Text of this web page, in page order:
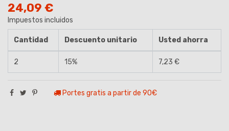
24,09 €
Impuestos incluidos
Cantidad Descuento unitario Usted ahorra
2 15% 7,23 €
Portes gratis a partir de 90€